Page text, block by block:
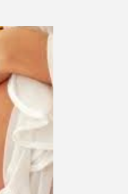
offres